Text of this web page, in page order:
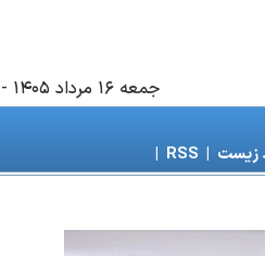
جمعه ۱۶ مرداد ۱۴۰۵ -
زیست |
RSS
|